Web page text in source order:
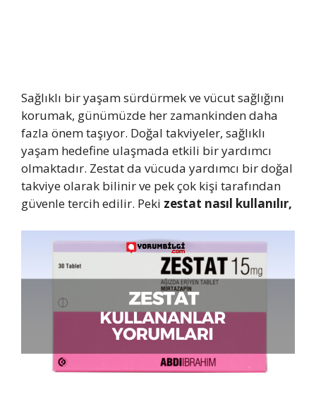
Sağlıklı bir yaşam sürdürmek ve vücut sağlığını
korumak, günümüzde her zamankinden daha
fazla önem taşıyor. Doğal takviyeler, sağlıklı
yaşam hedefine ulaşmada etkili bir yardımcı
olmaktadır. Zestat da vücuda yardımcı bir doğal
takviye olarak bilinir ve pek çok kişi tarafından
güvenle tercih edilir. Peki zestat nasıl kullanılır,